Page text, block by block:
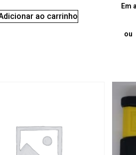
ao carrinho
Em
ou